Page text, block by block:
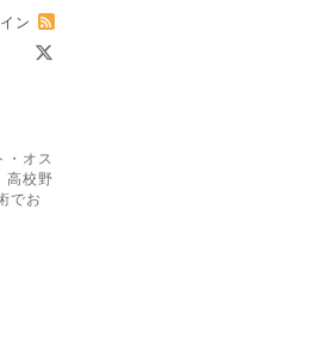
ン
・オス
高校野
でお